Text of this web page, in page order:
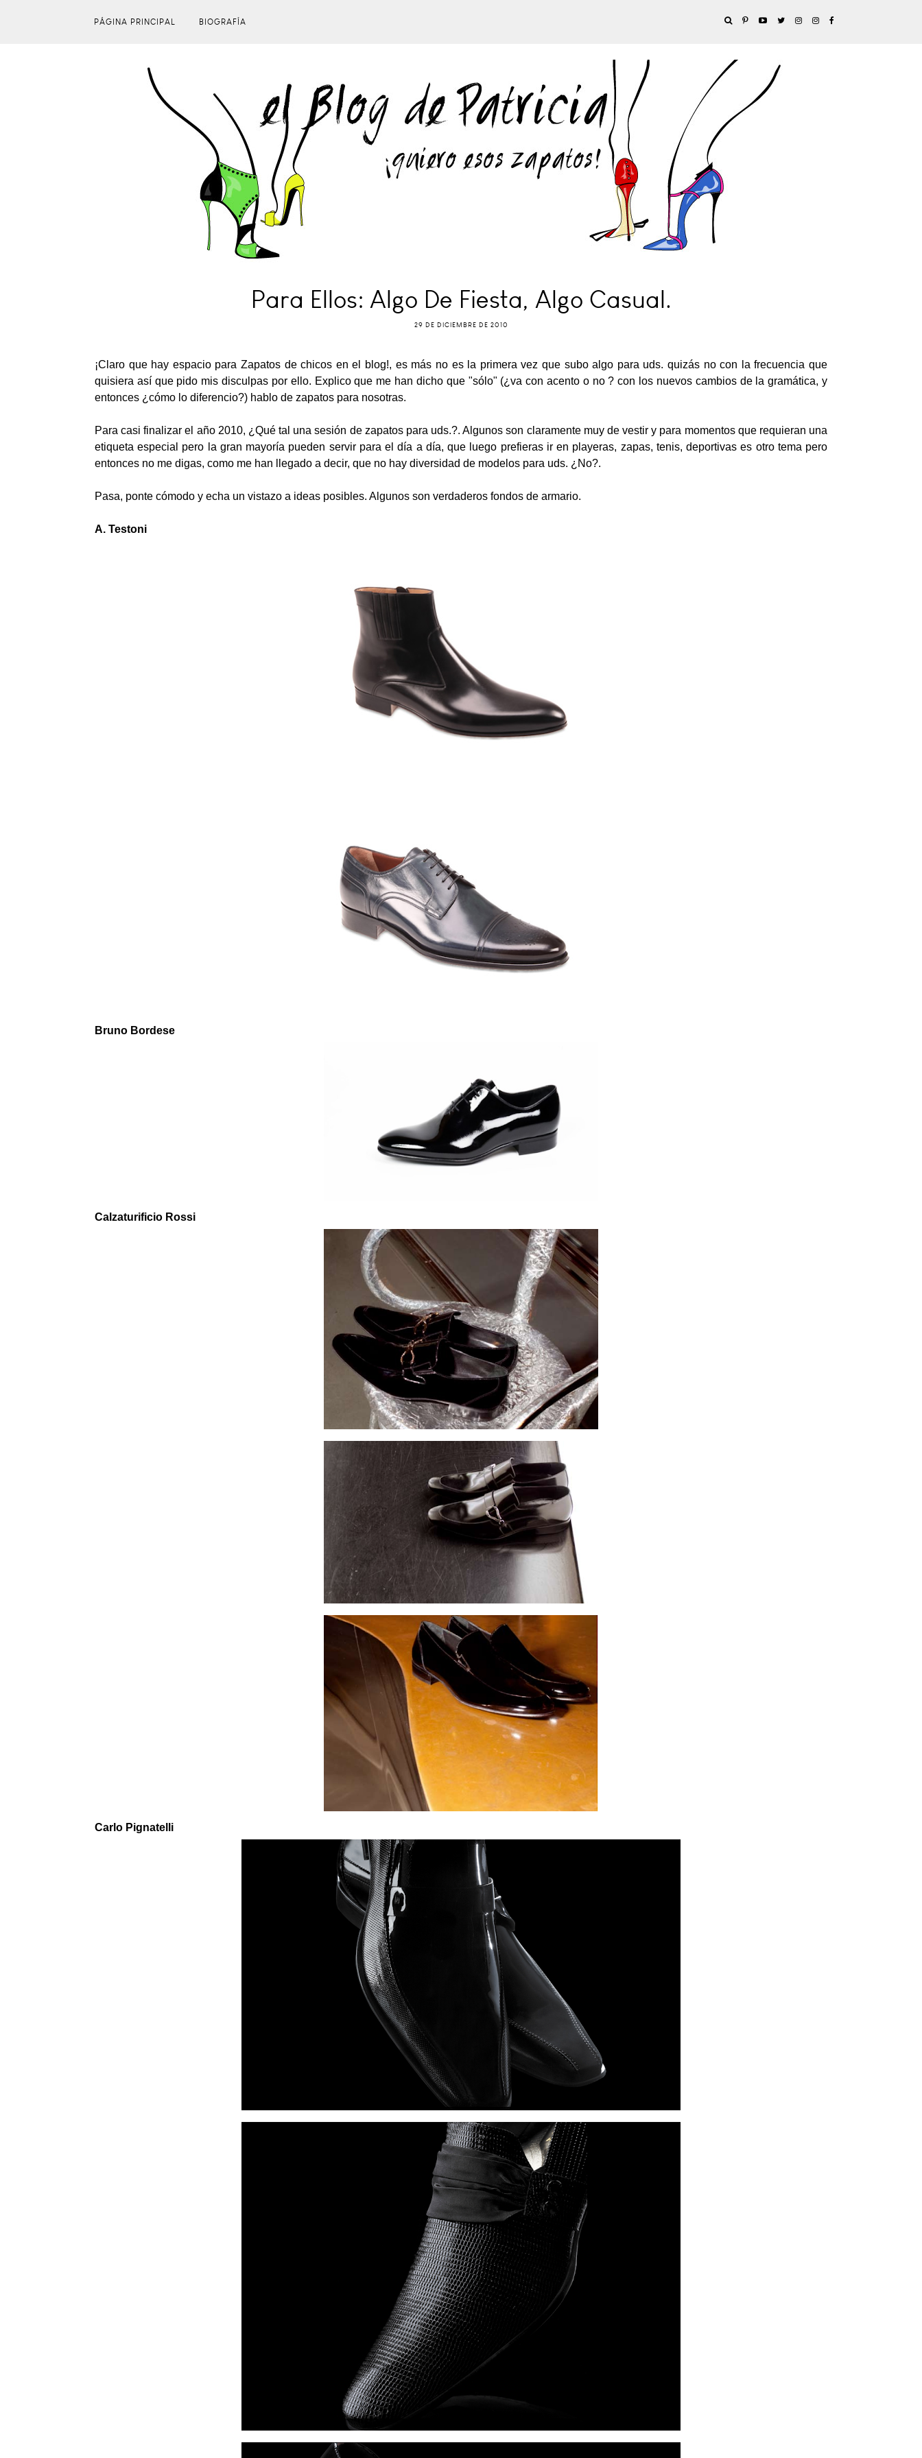
PÁGINA PRINCIPAL BIOGRAFÍA
Para Ellos: Algo De Fiesta, Algo Casual.
29 DE DICIEMBRE DE 2010
¡Claro que hay espacio para Zapatos de chicos en el blog!, es más no es la primera vez que subo algo para uds. quizás no con la frecuencia que
quisiera así que pido mis disculpas por ello. Explico que me han dicho que "sólo" (¿va con acento o no ? con los nuevos cambios de la gramática, y
entonces ¿cómo lo diferencio?) hablo de zapatos para nosotras.
Para casi finalizar el año 2010, ¿Qué tal una sesión de zapatos para uds.?. Algunos son claramente muy de vestir y para momentos que requieran una
etiqueta especial pero la gran mayoría pueden servir para el día a día, que luego prefieras ir en playeras, zapas, tenis, deportivas es otro tema pero
entonces no me digas, como me han llegado a decir, que no hay diversidad de modelos para uds. ¿No?.
Pasa, ponte cómodo y echa un vistazo a ideas posibles. Algunos son verdaderos fondos de armario.
A. Testoni
Bruno Bordese
Calzaturificio Rossi
Carlo Pignatelli